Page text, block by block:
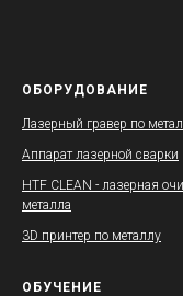
ОБОРУДОВАНИЕ
Лазерный гравер по
Аппарат лазерной сварки
HTF CLEAN - лазерная
металла
3D принтер по металлу
ОБУЧЕНИЕ